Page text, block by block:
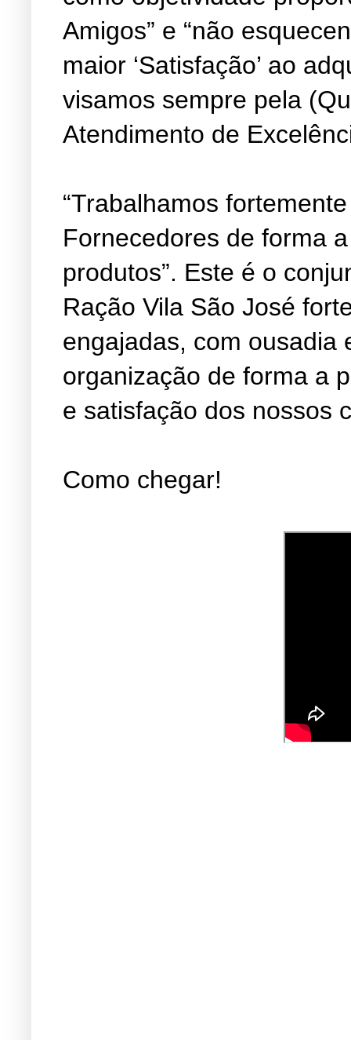
Amigos” e “não
maior ‘Satisfação’ ao
visamos sempre pela
Atendimento de
“Trabalhamos
Fornecedores de forma
produtos”. Este é o
Ração Vila São José
engajadas, com ousadia
organização de forma a
e satisfação dos nossos
Como chegar!